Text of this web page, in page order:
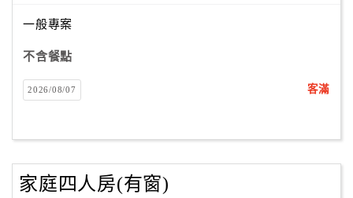
一般專案
不含餐點
2026/08/07 客滿
家庭四人房(有窗)